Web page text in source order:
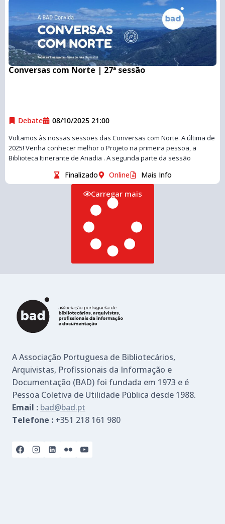
Conversas com Norte | 27ª sessão
Debate 08/10/2025 21:00
Voltamos às nossas sessões das Conversas com Norte. A última de
2025! Venha conhecer melhor o Projeto na primeira pessoa, a
Biblioteca Itinerante de Anadia . A segunda parte da sessão
Finalizado Online Mais Info
Carregar mais
A Associação Portuguesa de Bibliotecários,
Arquivistas, Profissionais da Informação e
Documentação (BAD) foi fundada em 1973 e é
Pessoa Coletiva de Utilidade Pública desde 1988.
Email : bad@bad.pt
Telefone : +351 218 161 980